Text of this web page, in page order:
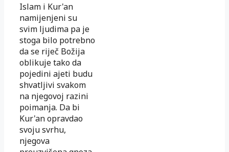
Islam i Kur'an
namijenjeni su
svim ljudima pa je
stoga bilo potrebno
da se riječ Božija
oblikuje tako da
pojedini ajeti budu
shvatljivi sva­kom
na njegovoj razini
poimanja. Da bi
Kur'an opravdao
svoju svrhu,
njegova